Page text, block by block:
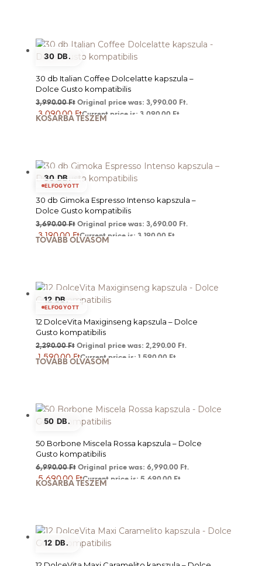
30 DB.
30 db Italian Coffee Dolcelatte kapszula –
Dolce Gusto kompatibilis
3,990.00Ft Original price was: 3,990.00 Ft.
3,090.00 FtCurrent price is: 3,090.00 Ft.
KOSÁRBA TESZEM
30 DB.
ELFOGYOTT
30 db Gimoka Espresso Intenso kapszula –
Dolce Gusto kompatibilis
3,690.00Ft Original price was: 3,690.00 Ft.
3,190.00FtCurrent price is: 3,190.00 Ft.
TOVÁBB OLVASOM
12 DB.
ELFOGYOTT
12 DolceVita Maxiginseng kapszula – Dolce
Gusto kompatibilis
2,290.00Ft Original price was: 2,290.00 Ft.
1,590.00FtCurrent price is: 1,590.00 Ft.
TOVÁBB OLVASOM
50 DB.
50 Borbone Miscela Rossa kapszula – Dolce
Gusto kompatibilis
6,990.00Ft Original price was: 6,990.00 Ft.
5,690.00 FtCurrent price is: 5,690.00 Ft.
KOSÁRBA TESZEM
12 DB.